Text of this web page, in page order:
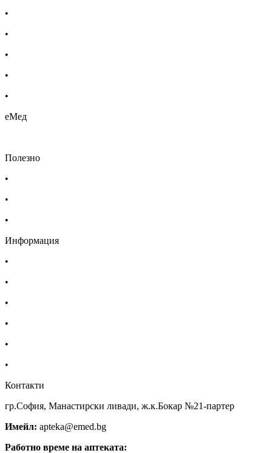
•
•
•
•
•
еМед
Полезно
•
•
•
Информация
•
•
•
•
•
•
Контакти
гр.София, Манастирски ливади, ж.к.Бокар №21-партер
Имейл: apteka@emed.bg
Работно време на аптеката: